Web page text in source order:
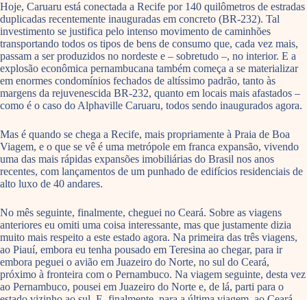
Hoje, Caruaru está conectada a Recife por 140 quilômetros de estradas
duplicadas recentemente inauguradas em concreto (BR-232). Tal
investimento se justifica pelo intenso movimento de caminhões
transportando todos os tipos de bens de consumo que, cada vez mais,
passam a ser produzidos no nordeste e – sobretudo –, no interior. E a
explosão econômica pernambucana também começa a se materializar
em enormes condomínios fechados de altíssimo padrão, tanto às
margens da rejuvenescida BR-232, quanto em locais mais afastados –
como é o caso do Alphaville Caruaru, todos sendo inaugurados agora.
Mas é quando se chega a Recife, mais propriamente à Praia de Boa
Viagem, e o que se vê é uma metrópole em franca expansão, vivendo
uma das mais rápidas expansões imobiliárias do Brasil nos anos
recentes, com lançamentos de um punhado de edifícios residenciais de
alto luxo de 40 andares.
No mês seguinte, finalmente, cheguei no Ceará. Sobre as viagens
anteriores eu omiti uma coisa interessante, mas que justamente dizia
muito mais respeito a este estado agora. Na primeira das três viagens,
ao Piauí, embora eu tenha pousado em Teresina ao chegar, para ir
embora peguei o avião em Juazeiro do Norte, no sul do Ceará,
próximo à fronteira com o Pernambuco. Na viagem seguinte, desta vez
ao Pernambuco, pousei em Juazeiro do Norte e, de lá, parti para o